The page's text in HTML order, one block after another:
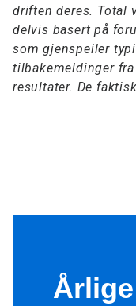
driften deres. Total
delvis basert på
som gjenspeiler
tilbakemeldinger
resultater. De